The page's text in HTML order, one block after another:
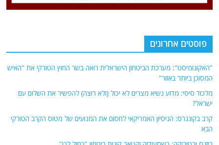
פוסטים אחרונים
"האקונומיסט": מערכת הביטחון הישראלית רואה בשר החוץ הטורקי את "האיש
המסוכן ביותר באזור"
מלכוד סיסי: מדוע נשיא מצרים לא יכול (ולא רוצה) להפשיר את השלום עם
ישראל?
קרב בקונגרס: הניסיון האמריקאי לחסום את המנועים של מטוס הקרב הטורקי
הבא